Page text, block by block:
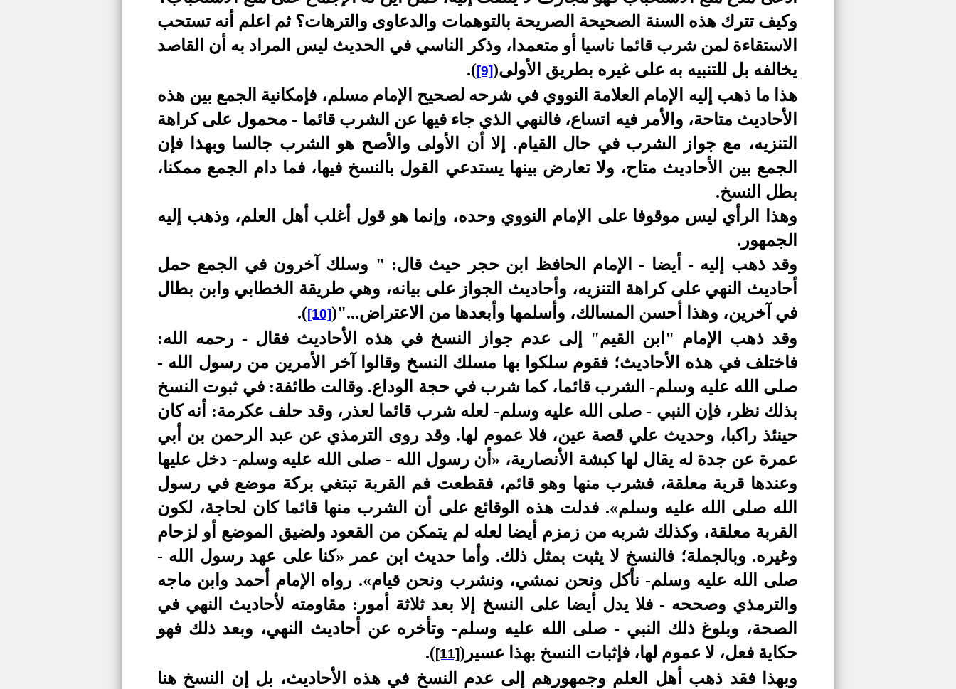
وكيف تترك هذه السنة الصحيحة الصريحة بالتوهمات والدعاوى والترهات؟ ثم اعلم أنه تستحب
الاستقاءة لمن شرب قائما ناسيا أو متعمدا، وذكر الناسي في الحديث ليس المراد به أن القاصد
يخالفه بل للتنبيه به على غيره بطريق الأولى(
[9]
)
.
هذا ما ذهب إليه الإمام العلامة النووي في شرحه لصحيح الإمام مسلم، فإمكانية الجمع بين هذه
الأحاديث متاحة، والأمر فيه اتساع، فالنهي الذي جاء فيها عن الشرب قائما - محمول على كراهة
التنزيه، مع جواز الشرب في حال القيام. إلا أن الأولى والأصح هو الشرب جالسا وبهذا فإن
الجمع بين الأحاديث متاح، ولا تعارض بينها يستدعي القول بالنسخ فيها، فما دام الجمع ممكنا،
بطل النسخ.
وهذا الرأي ليس موقوفا على الإمام النووي وحده، وإنما هو قول أغلب أهل العلم، وذهب إليه
الجمهور.
وقد ذهب إليه - أيضا - الإمام الحافظ ابن حجر حيث قال: " وسلك آخرون في الجمع حمل
أحاديث النهي على كراهة التنزيه، وأحاديث الجواز على بيانه، وهي طريقة الخطابي وابن بطال
في آخرين، وهذا أحسن المسالك، وأسلمها وأبعدها من الاعتراض..."(
[10]
)
.
وقد ذهب الإمام "ابن القيم" إلى عدم جواز النسخ في هذه الأحاديث فقال - رحمه الله:
فاختلف في هذه الأحاديث؛ فقوم سلكوا بها مسلك النسخ وقالوا آخر الأمرين من رسول الله -
صلى الله عليه وسلم- الشرب قائما، كما شرب في حجة الوداع. وقالت طائفة: في ثبوت النسخ
بذلك نظر، فإن النبي - صلى الله عليه وسلم- لعله شرب قائما لعذر، وقد حلف عكرمة: أنه كان
حينئذ راكبا، وحديث علي قصة عين، فلا عموم لها. وقد روى الترمذي عن عبد الرحمن بن أبي
عمرة عن جدة له يقال لها كبشة الأنصارية، «أن رسول الله - صلى الله عليه وسلم- دخل عليها
وعندها قربة معلقة، فشرب منها وهو قائم، فقطعت فم القربة تبتغي بركة موضع في رسول
الله صلى الله عليه وسلم». فدلت هذه الوقائع على أن الشرب منها قائما كان لحاجة، لكون
القربة معلقة، وكذلك شربه من زمزم أيضا لعله لم يتمكن من القعود ولضيق الموضع أو لزحام
وغيره. وبالجملة؛ فالنسخ لا يثبت بمثل ذلك. وأما حديث ابن عمر «كنا على عهد رسول الله -
صلى الله عليه وسلم- نأكل ونحن نمشي، ونشرب ونحن قيام». رواه الإمام أحمد وابن ماجه
والترمذي وصححه - فلا يدل أيضا على النسخ إلا بعد ثلاثة أمور: مقاومته لأحاديث النهي في
الصحة، وبلوغ ذلك النبي - صلى الله عليه وسلم- وتأخره عن أحاديث النهي، وبعد ذلك فهو
حكاية فعل، لا عموم لها، فإثبات النسخ بهذا عسير (
[11]
)
.
وبهذا فقد ذهب أهل العلم وجمهورهم إلى عدم النسخ في هذه الأحاديث، بل إن النسخ هنا